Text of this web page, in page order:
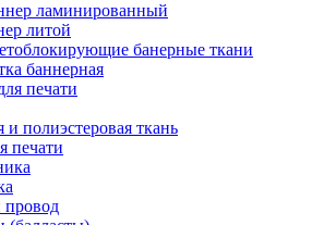
ламинированный
литой
банерные ткани
баннерная
печати
и полиэстеровая ткань
печати
провод